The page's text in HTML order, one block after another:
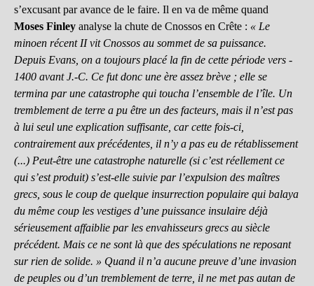
s’excusant par avance de le faire. Il en va de même quand
Moses Finley analyse la chute de Cnossos en Crête : « Le
minoen récent II vit Cnossos au sommet de sa puissance.
Depuis Evans, on a toujours placé la fin de cette période vers -
1400 avant J.-C. Ce fut donc une ère assez brève ; elle se
termina par une catastrophe qui toucha l’ensemble de l’île. Un
tremblement de terre a pu être un des facteurs, mais il n’est pas
à lui seul une explication suffisante, car cette fois-ci,
contrairement aux précédentes, il n’y a pas eu de rétablissement
(...) Peut-être une catastrophe naturelle (si c’est réellement ce
qui s’est produit) s’est-elle suivie par l’expulsion des maîtres
grecs, sous le coup de quelque insurrection populaire qui balaya
du même coup les vestiges d’une puissance insulaire déjà
sérieusement affaiblie par les envahisseurs grecs au siècle
précédent. Mais ce ne sont là que des spéculations ne reposant
sur rien de solide. » Quand il n’a aucune preuve d’une invasion
de peuples ou d’un tremblement de terre, il ne met pas autan de